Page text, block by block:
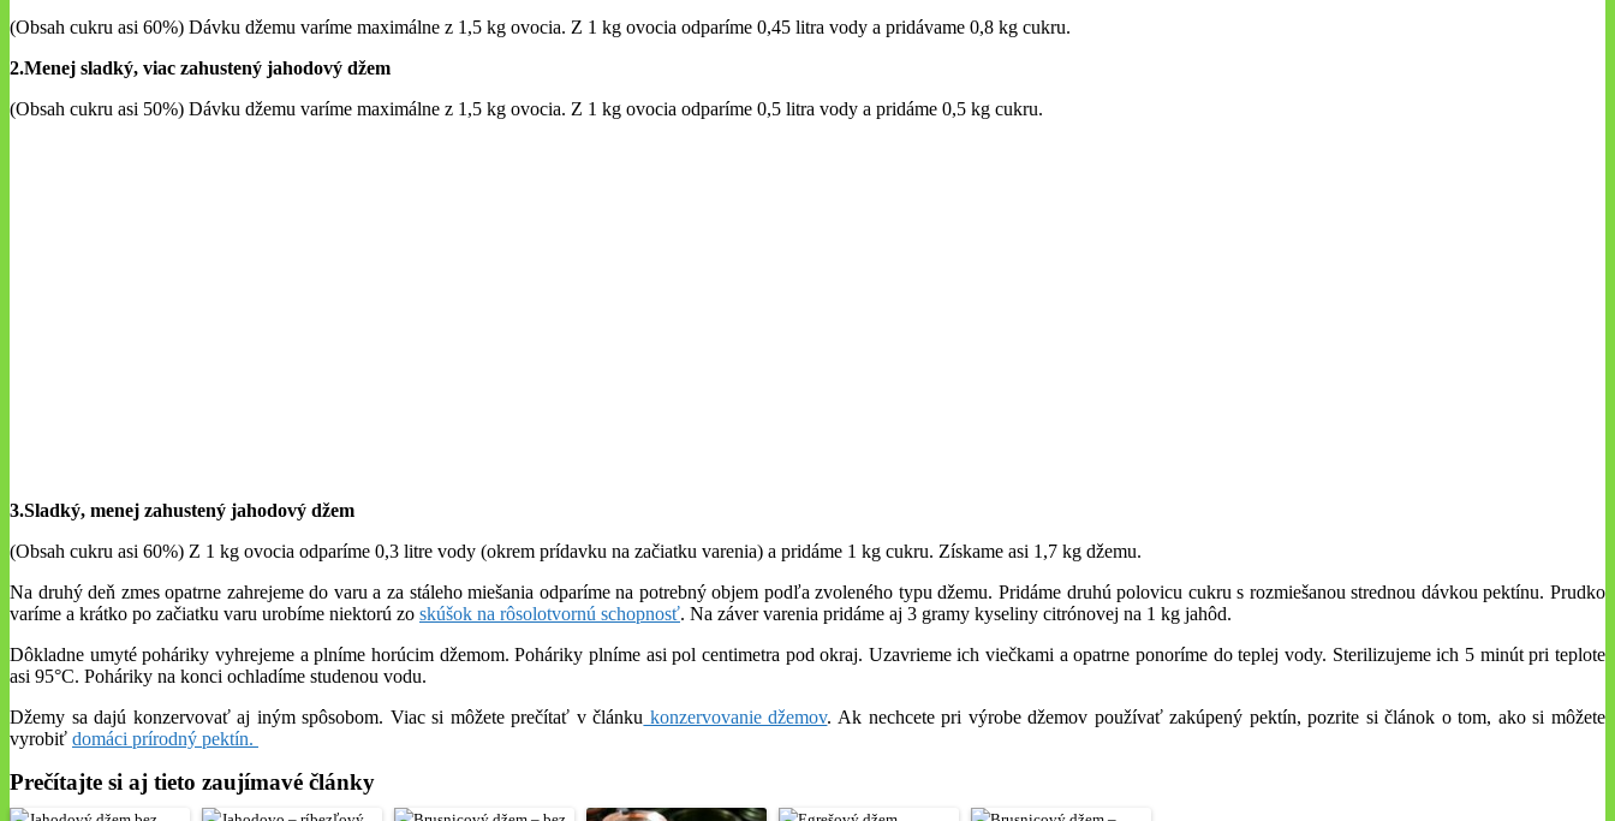
(Obsah cukru asi 60%) Dávku džemu varíme maximálne z 1,5 kg ovocia. Z 1 kg ovocia odparíme 0,45 litra vody a pridávame 0,8 kg cukru.
2.Menej sladký, viac zahustený jahodový džem
(Obsah cukru asi 50%) Dávku džemu varíme maximálne z 1,5 kg ovocia. Z 1 kg ovocia odparíme 0,5 litra vody a pridáme 0,5 kg cukru.
3.Sladký, menej zahustený jahodový džem
(Obsah cukru asi 60%) Z 1 kg ovocia odparíme 0,3 litre vody (okrem prídavku na začiatku varenia) a pridáme 1 kg cukru. Získame asi 1,7 kg džemu.
Na druhý deň zmes opatrne zahrejeme do varu a za stáleho miešania odparíme na potrebný objem podľa zvoleného typu džemu. Pridáme druhú polovicu cukru s rozmiešanou strednou dávkou pektínu. Prudko
varíme a krátko po začiatku varu urobíme niektorú zo skúšok na rôsolotvornú schopnosť. Na záver varenia pridáme aj 3 gramy kyseliny citrónovej na 1 kg jahôd.
Dôkladne umyté poháriky vyhrejeme a plníme horúcim džemom. Poháriky plníme asi pol centimetra pod okraj. Uzavrieme ich viečkami a opatrne ponoríme do teplej vody. Sterilizujeme ich 5 minút pri teplote
asi 95°C. Poháriky na konci ochladíme studenou vodu.
Džemy sa dajú konzervovať aj iným spôsobom. Viac si môžete prečítať v článku konzervovanie džemov. Ak nechcete pri výrobe džemov používať zakúpený pektín, pozrite si článok o tom, ako si môžete
vyrobiť domáci prírodný pektín.
Prečítajte si aj tieto zaujímavé články